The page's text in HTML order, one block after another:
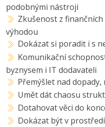
podobnými nástroji
Zkušenost z
výhodou
Dokázat si poradit i s
Komunikační
byznysem i IT dodavateli
Přemýšlet nad
Umět dát chaosu
Dotahovat věci do
Dokázat být v